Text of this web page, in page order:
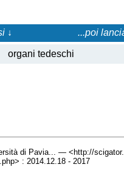
↓ ...poi
di Pavia... — <http://
: 2014.12.18 - 2017